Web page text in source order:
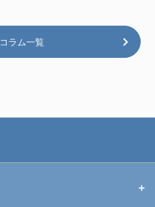
コラム一覧